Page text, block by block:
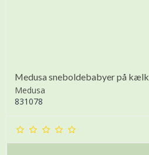
Medusa sneboldebabyer på kælk
Medusa
831078